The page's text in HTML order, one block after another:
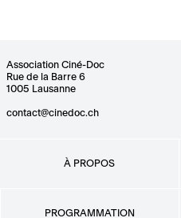
Association Ciné-Doc
Rue de la Barre 6
1005 Lausanne
contact@cinedoc.ch
À PROPOS
PROGRAMMATION